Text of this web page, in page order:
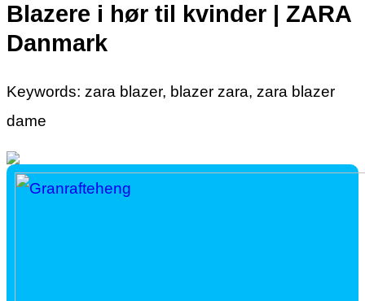
Blazere i hør til kvinder | ZARA
Danmark
Keywords: zara blazer, blazer zara, zara blazer
dame